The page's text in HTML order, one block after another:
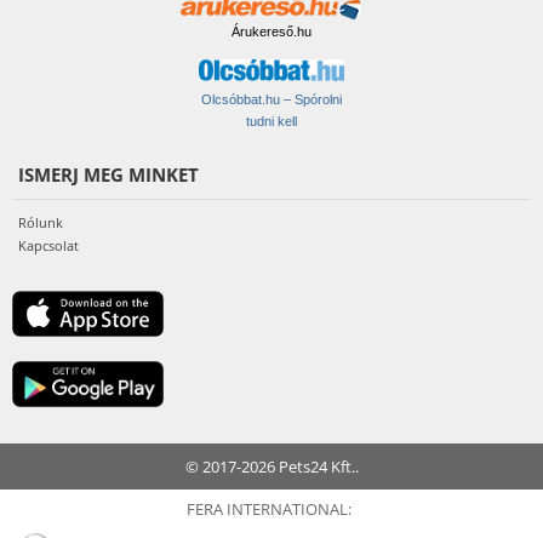
Árukereső.hu
Olcsóbbat.hu – Spórolni
tudni kell
ISMERJ MEG MINKET
Rólunk
Kapcsolat
© 2017-2026 Pets24 Kft..
FERA INTERNATIONAL: